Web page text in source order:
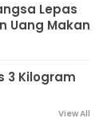
Lepas
Uang Makan
3 Kilogram
View All